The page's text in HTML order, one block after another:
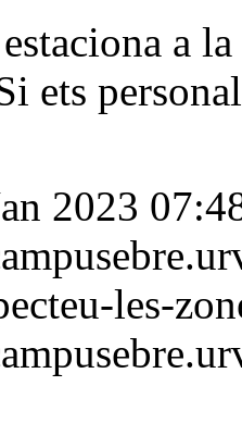
a
ets
2023
les-